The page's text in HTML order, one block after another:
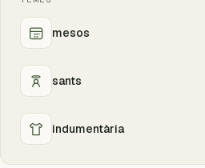
mesos
sants
indumentària